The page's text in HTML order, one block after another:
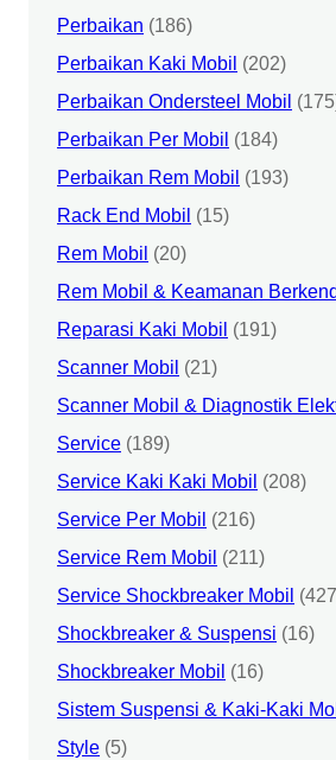
Perbaikan (186)
Perbaikan Kaki Mobil (202)
Perbaikan Ondersteel Mobil
Perbaikan Per Mobil (184)
Perbaikan Rem Mobil (193)
Rack End Mobil (15)
Rem Mobil (20)
Rem Mobil & Keamanan
Reparasi Kaki Mobil (191)
Scanner Mobil (21)
Scanner Mobil & Diagnostik
Service (189)
Service Kaki Kaki Mobil (208)
Service Per Mobil (216)
Service Rem Mobil (211)
Service Shockbreaker Mobil
Shockbreaker & Suspensi (16)
Shockbreaker Mobil (16)
Sistem Suspensi & Kaki-Kaki
Style (5)